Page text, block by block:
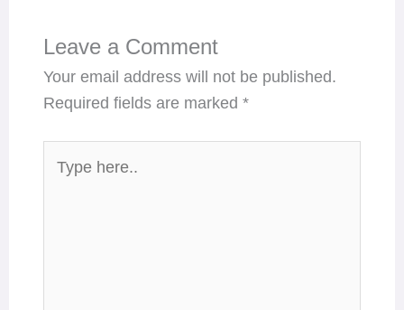
Leave a Comment
Your email address will not be published.
Required fields are marked*
here..